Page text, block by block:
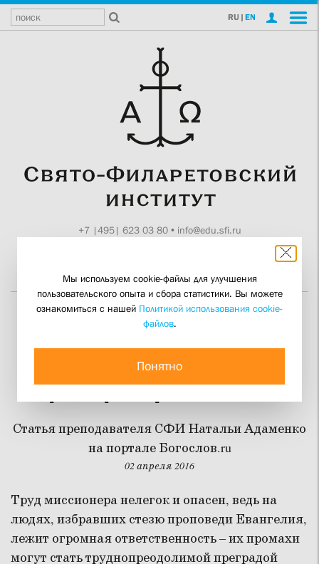
RU | EN
+7 |495| 623 03 80• info@edu.sfi.ru
Ошибки миссионеров:
опасные и
распространенные
Статья преподавателя СФИ Натальи Адаменко
на портале Богослов.ru
02 апреля 2016
Труд миссионера нелегок и опасен, ведь на
людях, избравших стезю проповеди Евангелия,
лежит огромная ответственность – их промахи
могут стать труднопреодолимой преградой
Мы используем cookie-файлы для улучшения
пользовательского опыта и сбора статистики. Вы можете
ознакомиться с нашей Политикой использования cookie-
файлов.
Понятно